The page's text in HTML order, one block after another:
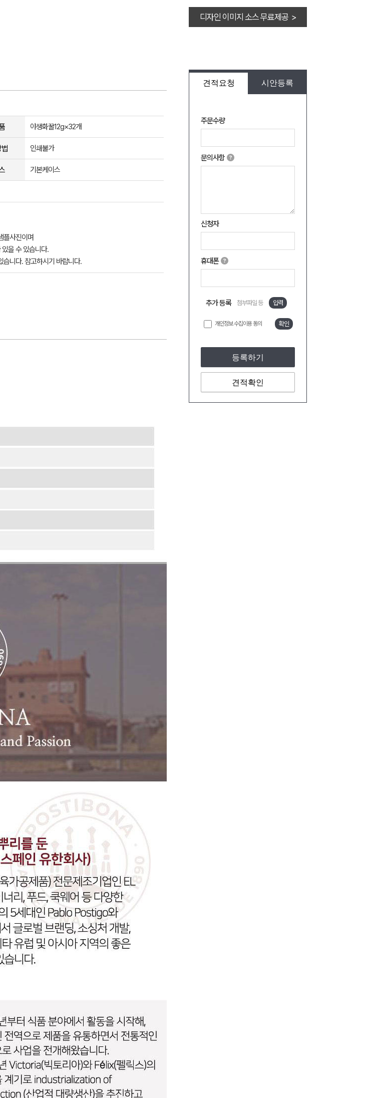
디자인 이미지 소스 무료제공 >
견적요청 시안등록
주문수량
문의사항
신청자
휴대폰
추가 등록 첨부파일 등 입력
개인정보 수집이용 동의 확인
등록하기
견적확인
야생화꿀12g×32개
인쇄불가
기본케이스
플사진이며
을 수 있습니다.
습니다. 참고하시기 바랍니다.